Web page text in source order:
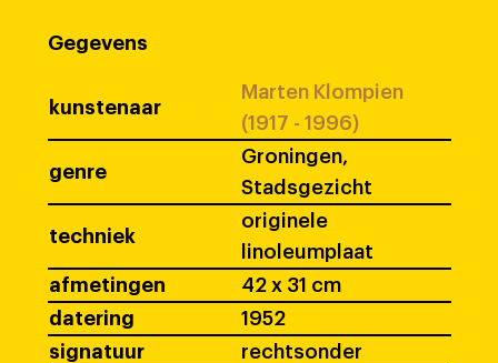
Gegevens
kunstenaar
Marten Klompien
(1917 - 1996)
genre
Groningen,
Stadsgezicht
techniek
originele
linoleumplaat
afmetingen
42 x 31 cm
datering
1952
signatuur
rechtsonder